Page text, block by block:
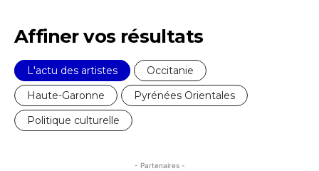
Affiner vos résultats
L'actu des artistes
Occitanie
Haute-Garonne
Pyrénées Orientales
Politique culturelle
- Partenaires -